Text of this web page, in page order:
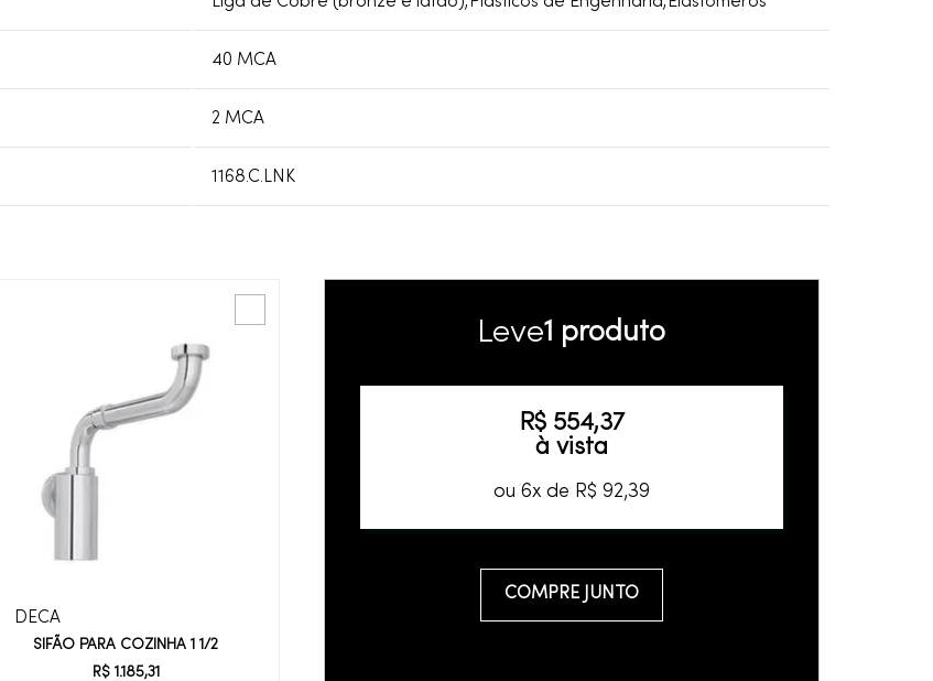
40 MCA
2 MCA
1168.C.LNK
DECA
SIFÃO PARA COZINHA 1 1/2
R$ 1 .185,31
Leve1 produto
R$ 554,37
à vista
ou 6x de R$ 92,39
COMPRE JUNTO